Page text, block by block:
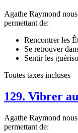
Agathe Raymond
permettant de:
Rencontrer les
Se retrouver
Sentir les
Toutes taxes incluses
129. Vibrer
Agathe Raymond
permettant de: